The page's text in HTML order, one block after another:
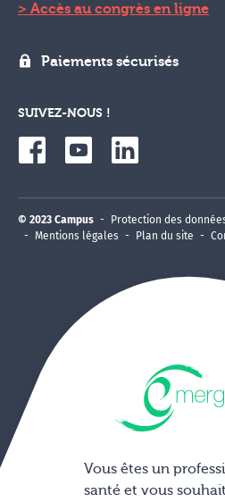
Accès au congrès en ligne
Paiements sécurisés
SUIVEZ-NOUS !
© 2023 Campus
Protection des
Mentions légales
Plan du site
Vous êtes un
santé et vous